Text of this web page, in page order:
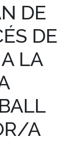
DE
DE
LA
A